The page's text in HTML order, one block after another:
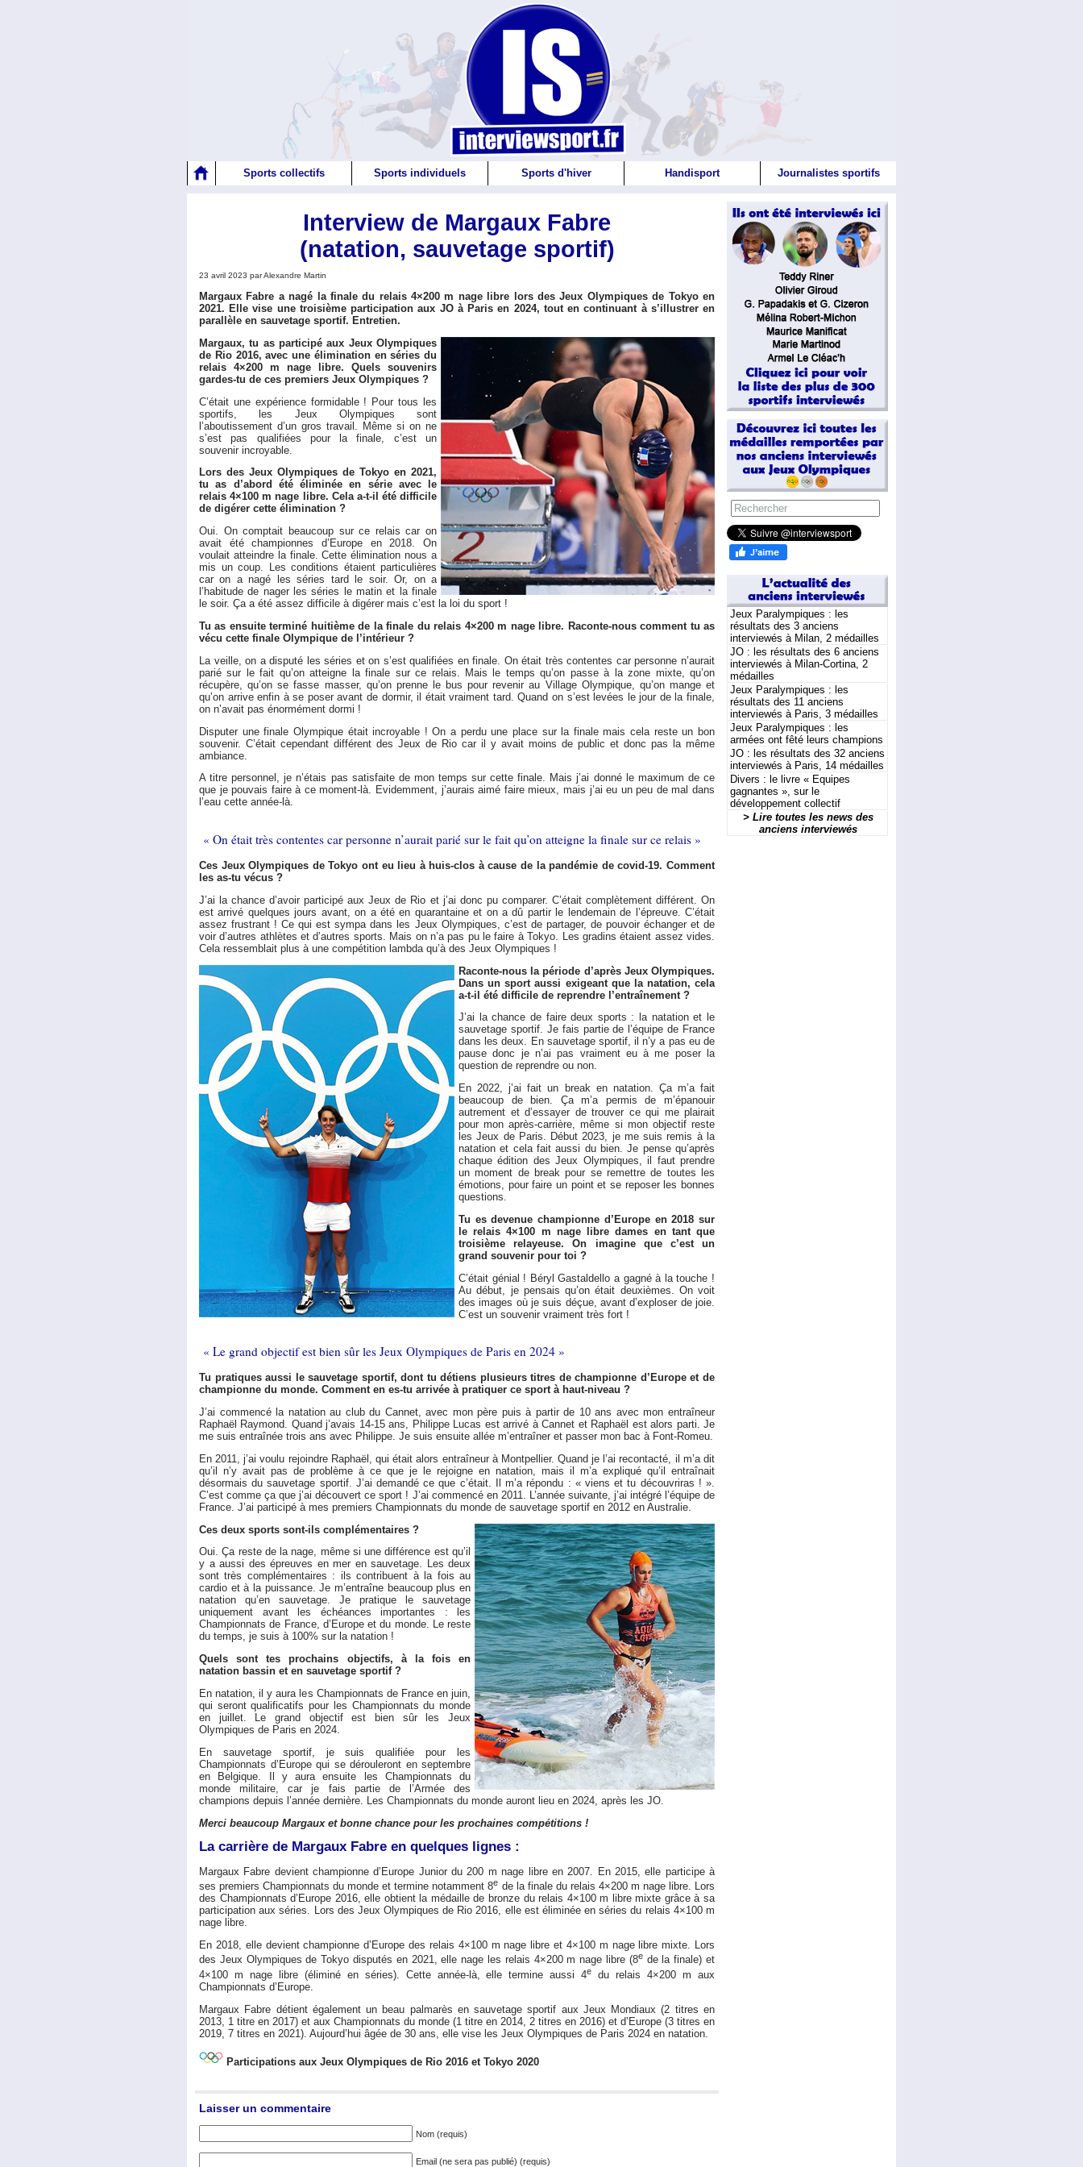
Sports collectifs Sports individuels Sports d'hiver Handisport Journalistes sportifs
Interview de Margaux Fabre
(natation, sauvetage sportif)
23 avril 2023 par Alexandre Martin
Margaux Fabre a nagé la finale du relais 4×200 m nage libre lors des Jeux Olympiques de Tokyo en
2021. Elle vise une troisième participation aux JO à Paris en 2024, tout en continuant à s’illustrer en
parallèle en sauvetage sportif. Entretien.
Margaux, tu as participé aux Jeux Olympiques
de Rio 2016, avec une élimination en séries du
relais 4×200 m nage libre. Quels souvenirs
gardes-tu de ces premiers Jeux Olympiques ?
C’était une expérience formidable ! Pour tous les
sportifs, les Jeux Olympiques sont
l’aboutissement d’un gros travail. Même si on ne
s’est pas qualifiées pour la finale, c’est un
souvenir incroyable.
Lors des Jeux Olympiques de Tokyo en 2021,
tu as d’abord été éliminée en série avec le
relais 4×100 m nage libre. Cela a-t-il été difficile
de digérer cette élimination ?
Oui. On comptait beaucoup sur ce relais car on
avait été championnes d’Europe en 2018. On
voulait atteindre la finale. Cette élimination nous a
mis un coup. Les conditions étaient particulières
car on a nagé les séries tard le soir. Or, on a
l’habitude de nager les séries le matin et la finale
le soir. Ça a été assez difficile à digérer mais c’est la loi du sport !
Tu as ensuite terminé huitième de la finale du relais 4×200 m nage libre. Raconte-nous comment tu as
vécu cette finale Olympique de l’intérieur ?
La veille, on a disputé les séries et on s’est qualifiées en finale. On était très contentes car personne n’aurait
parié sur le fait qu’on atteigne la finale sur ce relais. Mais le temps qu’on passe à la zone mixte, qu’on
récupère, qu’on se fasse masser, qu’on prenne le bus pour revenir au Village Olympique, qu’on mange et
qu’on arrive enfin à se poser avant de dormir, il était vraiment tard. Quand on s’est levées le jour de la finale,
on n’avait pas énormément dormi !
Disputer une finale Olympique était incroyable ! On a perdu une place sur la finale mais cela reste un bon
souvenir. C’était cependant différent des Jeux de Rio car il y avait moins de public et donc pas la même
ambiance.
A titre personnel, je n’étais pas satisfaite de mon temps sur cette finale. Mais j’ai donné le maximum de ce
que je pouvais faire à ce moment-là. Evidemment, j’aurais aimé faire mieux, mais j’ai eu un peu de mal dans
l’eau cette année-là.
« On était très contentes car personne n’aurait parié sur le fait qu’on atteigne la finale sur ce relais »
Ces Jeux Olympiques de Tokyo ont eu lieu à huis-clos à cause de la pandémie de covid-19. Comment
les as-tu vécus ?
J’ai la chance d’avoir participé aux Jeux de Rio et j’ai donc pu comparer. C’était complètement différent. On
est arrivé quelques jours avant, on a été en quarantaine et on a dû partir le lendemain de l’épreuve. C’était
assez frustrant ! Ce qui est sympa dans les Jeux Olympiques, c’est de partager, de pouvoir échanger et de
voir d’autres athlètes et d’autres sports. Mais on n’a pas pu le faire à Tokyo. Les gradins étaient assez vides.
Cela ressemblait plus à une compétition lambda qu’à des Jeux Olympiques !
Raconte-nous la période d’après Jeux Olympiques.
Dans un sport aussi exigeant que la natation, cela
a-t-il été difficile de reprendre l’entraînement ?
J’ai la chance de faire deux sports : la natation et le
sauvetage sportif. Je fais partie de l’équipe de France
dans les deux. En sauvetage sportif, il n’y a pas eu de
pause donc je n’ai pas vraiment eu à me poser la
question de reprendre ou non.
En 2022, j’ai fait un break en natation. Ça m’a fait
beaucoup de bien. Ça m’a permis de m’épanouir
autrement et d’essayer de trouver ce qui me plairait
pour mon après-carrière, même si mon objectif reste
les Jeux de Paris. Début 2023, je me suis remis à la
natation et cela fait aussi du bien. Je pense qu’après
chaque édition des Jeux Olympiques, il faut prendre
un moment de break pour se remettre de toutes les
émotions, pour faire un point et se reposer les bonnes
questions.
Tu es devenue championne d’Europe en 2018 sur
le relais 4×100 m nage libre dames en tant que
troisième relayeuse. On imagine que c’est un
grand souvenir pour toi ?
C’était génial ! Béryl Gastaldello a gagné à la touche !
Au début, je pensais qu’on était deuxièmes. On voit
des images où je suis déçue, avant d’exploser de joie.
C’est un souvenir vraiment très fort !
« Le grand objectif est bien sûr les Jeux Olympiques de Paris en 2024 »
Tu pratiques aussi le sauvetage sportif, dont tu détiens plusieurs titres de championne d’Europe et de
championne du monde. Comment en es-tu arrivée à pratiquer ce sport à haut-niveau ?
J’ai commencé la natation au club du Cannet, avec mon père puis à partir de 10 ans avec mon entraîneur
Raphaël Raymond. Quand j’avais 14-15 ans, Philippe Lucas est arrivé à Cannet et Raphaël est alors parti. Je
me suis entraînée trois ans avec Philippe. Je suis ensuite allée m’entraîner et passer mon bac à Font-Romeu.
En 2011, j’ai voulu rejoindre Raphaël, qui était alors entraîneur à Montpellier. Quand je l’ai recontacté, il m’a dit
qu’il n’y avait pas de problème à ce que je le rejoigne en natation, mais il m’a expliqué qu’il entraînait
désormais du sauvetage sportif. J’ai demandé ce que c’était. Il m’a répondu : « viens et tu découvriras ! ».
C’est comme ça que j’ai découvert ce sport ! J’ai commencé en 2011. L’année suivante, j’ai intégré l’équipe de
France. J’ai participé à mes premiers Championnats du monde de sauvetage sportif en 2012 en Australie.
Ces deux sports sont-ils complémentaires ?
Oui. Ça reste de la nage, même si une différence est qu’il
y a aussi des épreuves en mer en sauvetage. Les deux
sont très complémentaires : ils contribuent à la fois au
cardio et à la puissance. Je m’entraîne beaucoup plus en
natation qu’en sauvetage. Je pratique le sauvetage
uniquement avant les échéances importantes : les
Championnats de France, d’Europe et du monde. Le reste
du temps, je suis à 100% sur la natation !
Quels sont tes prochains objectifs, à la fois en
natation bassin et en sauvetage sportif ?
En natation, il y aura les Championnats de France en juin,
qui seront qualificatifs pour les Championnats du monde
en juillet. Le grand objectif est bien sûr les Jeux
Olympiques de Paris en 2024.
En sauvetage sportif, je suis qualifiée pour les
Championnats d’Europe qui se dérouleront en septembre
en Belgique. Il y aura ensuite les Championnats du
monde militaire, car je fais partie de l’Armée des
champions depuis l’année dernière. Les Championnats du monde auront lieu en 2024, après les JO.
Merci beaucoup Margaux et bonne chance pour les prochaines compétitions !
La carrière de Margaux Fabre en quelques lignes :
Margaux Fabre devient championne d’Europe Junior du 200 m nage libre en 2007. En 2015, elle participe à
ses premiers Championnats du monde et termine notamment 8e de la finale du relais 4×200 m nage libre. Lors
des Championnats d’Europe 2016, elle obtient la médaille de bronze du relais 4×100 m libre mixte grâce à sa
participation aux séries. Lors des Jeux Olympiques de Rio 2016, elle est éliminée en séries du relais 4×100 m
nage libre.
En 2018, elle devient championne d’Europe des relais 4×100 m nage libre et 4×100 m nage libre mixte. Lors
des Jeux Olympiques de Tokyo disputés en 2021, elle nage les relais 4×200 m nage libre (8ede la finale) et
4×100 m nage libre (éliminé en séries). Cette année-là, elle termine aussi 4e
du relais 4×200 m aux
Championnats d’Europe.
Margaux Fabre détient également un beau palmarès en sauvetage sportif aux Jeux Mondiaux (2 titres en
2013, 1 titre en 2017) et aux Championnats du monde (1 titre en 2014, 2 titres en 2016) et d’Europe (3 titres en
2019, 7 titres en 2021). Aujourd’hui âgée de 30 ans, elle vise les Jeux Olympiques de Paris 2024 en natation.
Participations aux Jeux Olympiques de Rio 2016 et Tokyo 2020
Laisser un commentaire
Nom (requis)
Email (ne sera pas publié) (requis)
Jeux Paralympiques : les
résultats des 3 anciens
interviewés à Milan, 2 médailles
JO : les résultats des 6 anciens
interviewés à Milan-Cortina, 2
médailles
Jeux Paralympiques : les
résultats des 11 anciens
interviewés à Paris, 3 médailles
Jeux Paralympiques : les
armées ont fêté leurs champions
JO : les résultats des 32 anciens
interviewés à Paris, 14 médailles
Divers : le livre « Equipes
gagnantes », sur le
développement collectif
> Lire toutes les news des
anciens interviewés